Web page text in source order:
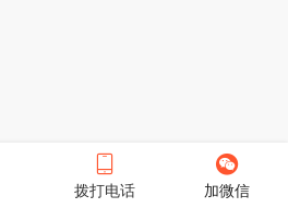
拨打电话 加微信